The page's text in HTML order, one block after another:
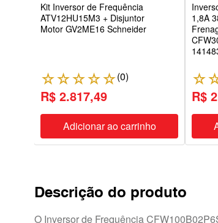
Kit Inversor de Frequência
ATV12HU15M3 + Disjuntor
Motor GV2ME16 Schneider
☆☆☆☆☆(0)
R$ 2.817,49
Adicionar ao carrinho
1,8A
☆
R$
Descrição do produto
O Inversor de Frequência